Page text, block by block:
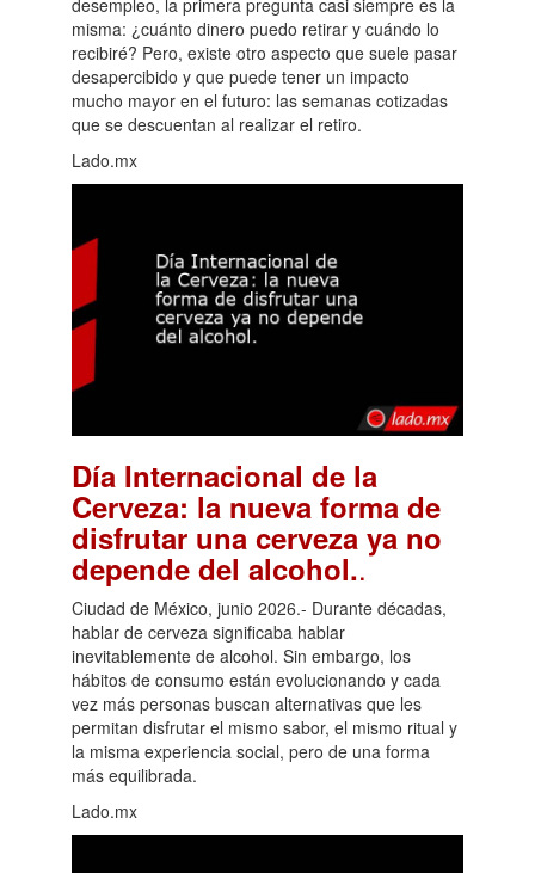
misma: ¿cuánto dinero puedo retirar y cuándo lo
recibiré? Pero, existe otro aspecto que suele pasar
desapercibido y que puede tener un impacto
mucho mayor en el futuro: las semanas cotizadas
que se descuentan al realizar el retiro.
Lado.mx
Día Internacional de la
Cerveza: la nueva forma de
disfrutar una cerveza ya no
depende del alcohol..
Ciudad de México, junio 2026.- Durante décadas,
hablar de cerveza significaba hablar
inevitablemente de alcohol. Sin embargo, los
hábitos de consumo están evolucionando y cada
vez más personas buscan alternativas que les
permitan disfrutar el mismo sabor, el mismo ritual y
la misma experiencia social, pero de una forma
más equilibrada.
Lado.mx